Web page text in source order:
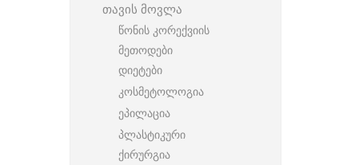
თავის მოვლა
წონის კორექვიის
მეთოდები
დიეტები
კოსმეტოლოგია
ეპილაცია
პლასტიკური
ქირურგია